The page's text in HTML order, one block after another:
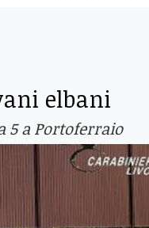
elbani
5 a Portoferraio